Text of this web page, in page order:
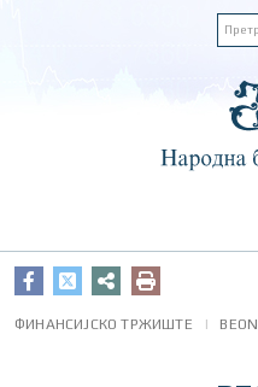
ФИНАНСИЈСКО ТРЖИШТЕ